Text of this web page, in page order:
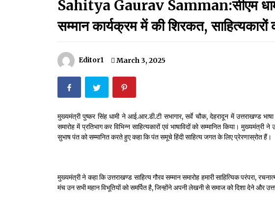
मदरसों का नाम अब्दुल कलाम के नाम पर रखने की घोषणा
December 18, 2023
May 14, 2022
Thought Of The Day 11 May
May 11, 2022
Sahitya Gaurav Samman:सीएम धामी
सम्मान कार्यक्रम में की शिरकत, साहित्यकारों
Editor1 March 3, 2025
मुख्यमंत्री पुष्कर सिंह धामी ने आई.आर.डी.टी सभागार, सर्वे चौक, देहरादून में उत्तराखण्ड
समारोह में प्रतिभाग कर विभिन्न साहित्यकारों एवं भाषाविदों को सम्मानित किया। मुख्यमंत्री
सुभाष पंत को सम्मानित करते हुए कहा कि पंत समूचे हिंदी साहित्य जगत के लिए प्रेरणास्रोत हैं।
मुख्यमंत्री ने कहा कि उत्तराखण्ड साहित्य गौरव सम्मान समारोह हमारी साहित्यिक परंपरा,
मंच उन सभी महान विभूतियों को समर्पित है, जिन्होंने अपनी लेखनी से समाज को दिशा देने और